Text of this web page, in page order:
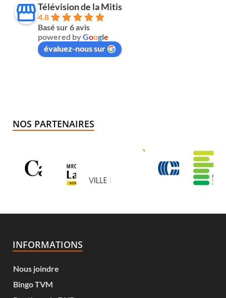
Télévision de la Mitis
4.8
Basé sur 6 avis
powered byGoogle
évaluez-nous sur
NOS PARTENAIRES
INFORMATIONS
Nous joindre
Bingo TVM